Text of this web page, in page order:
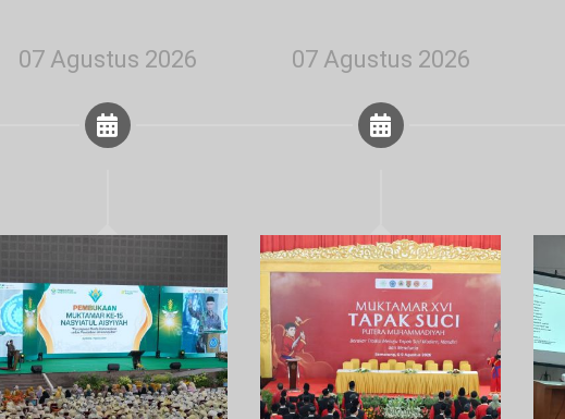
07 Agustus 2026 07 Agustus 2026